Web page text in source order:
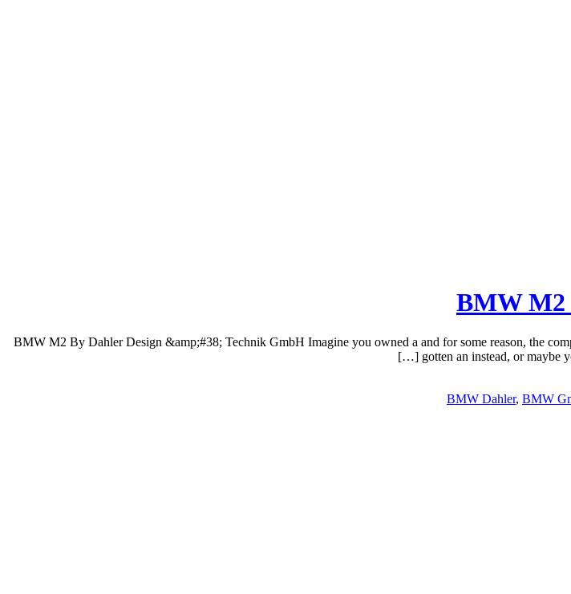
BMW M2
BMW M2 By Dahler Design &amp;#38; Technik GmbH Imagine you owned a and for some reason, the
gotten an instead, or maybe
BMW Dahler, BMW